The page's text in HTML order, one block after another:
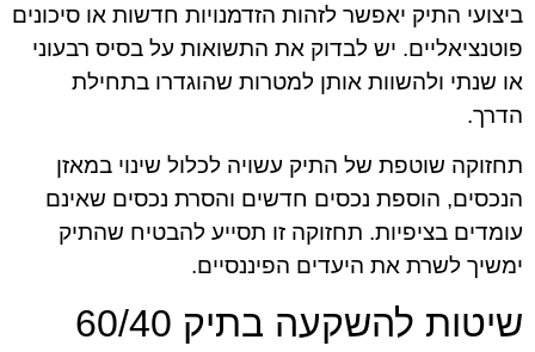
ביצועי התיק יאפשר לזהות הזדמנויות חדשות או סיכונים
פוטנציאליים. יש לבדוק את התשואות על בסיס רבעוני
או שנתי ולהשוות אותן למטרות שהוגדרו בתחילת
הדרך.
תחזוקה שוטפת של התיק עשויה לכלול שינוי במאזן
הנכסים, הוספת נכסים חדשים והסרת נכסים שאינם
עומדים בציפיות. תחזוקה זו תסייע להבטיח שהתיק
ימשיך לשרת את היעדים הפיננסיים.
שיטות להשקעה בתיק 60/40